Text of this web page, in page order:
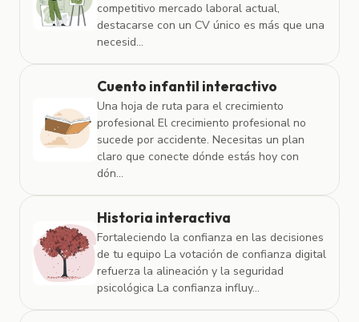
competitivo mercado laboral actual,
destacarse con un CV único es más que una
necesid...
Cuento infantil interactivo
Una hoja de ruta para el crecimiento
profesional El crecimiento profesional no
sucede por accidente. Necesitas un plan
claro que conecte dónde estás hoy con
dón...
Historia interactiva
Fortaleciendo la confianza en las decisiones
de tu equipo La votación de confianza digital
refuerza la alineación y la seguridad
psicológica La confianza influy...